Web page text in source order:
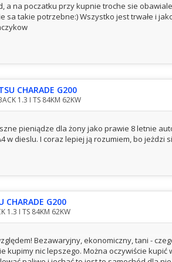
a na poczatku przy kupnie troche sie
sa takie potrzebne:) Wszystko jest trwałe i
CHARADE G200
1.3 I TS 84KM 62KW
pieniądze dla żony jako prawie 8 letnie
w dieslu. I coraz lepiej ją rozumiem, bo jeżdzi
CHARADE G200
1.3 I TS 84KM 62KW
Bezawaryjny, ekonomiczny, tani -
kupimy nic lepszego. Można oczywiście kupić